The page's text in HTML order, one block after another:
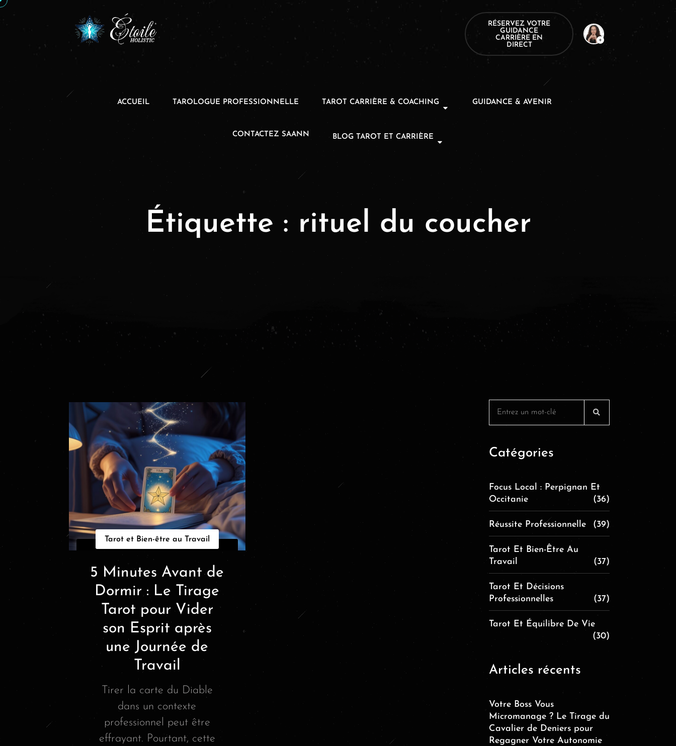
RÉSERVEZ VOTRE
GUIDANCE
CARRIÈRE EN
DIRECT
ACCUEIL TAROLOGUE PROFESSIONNELLE TAROT CARRIÈRE & COACHING GUIDANCE & AVENIR
CONTACTEZ SAANN BLOG TAROT ET CARRIÈRE
Étiquette : rituel du coucher
Tarot et Bien-être au Travail
5 Minutes Avant de
Dormir : Le Tirage
Tarot pour Vider
son Esprit après
une Journée de
Travail
Tirer la carte du Diable
dans un contexte
professionnel peut être
effrayant. Pourtant, cette
Catégories
Focus Local : Perpignan Et
Occitanie
(36)
Réussite Professionnelle (39)
Tarot Et Bien-Être Au
Travail
(37)
Tarot Et Décisions
Professionnelles
(37)
Tarot Et Équilibre De Vie
(30)
Articles récents
Votre Boss Vous
Micromanage ? Le Tirage du
Cavalier de Deniers pour
Regagner Votre Autonomie